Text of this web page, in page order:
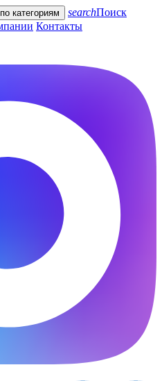
по категориям searchПоиск
Контакты